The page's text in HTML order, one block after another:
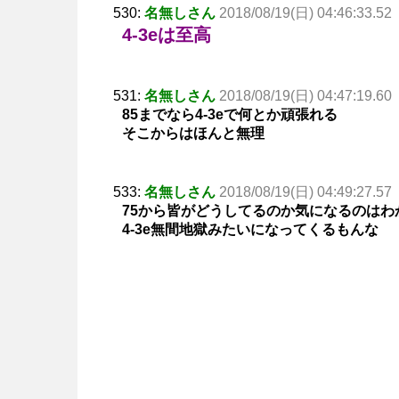
530: 名無しさん 2018/08/19(日) 04:46:33.52
4-3eは至高
531: 名無しさん 2018/08/19(日) 04:47:19.60
85までなら4-3eで何とか頑張れる
そこからはほんと無理
533: 名無しさん 2018/08/19(日) 04:49:27.57
75から皆がどうしてるのか気になるのはわ
4-3e無間地獄みたいになってくるもんな